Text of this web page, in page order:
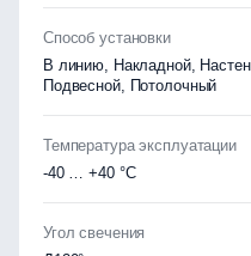
Способ установки
В линию, Накладной,
Подвесной, Потолочный
Температура эксплуатации
-40 … +40 °C
Угол свечения